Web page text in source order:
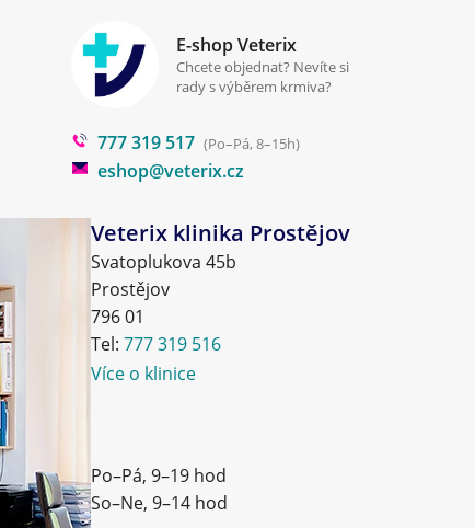
E-shop Veterix
Chcete objednat? Nevíte si
rady s výběrem krmiva?
777 319 517 (Po–Pá, 8–15h)
eshop@veterix.cz
Veterix klinika Prostějov
Svatoplukova 45b
Prostějov
796 01
Tel: 777 319 516
Více o klinice
Po–Pá, 9–19 hod
So–Ne, 9–14 hod